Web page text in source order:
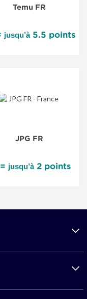
Temu FR
jusqu’à5.5 points
JPG FR
jusqu’à2 points